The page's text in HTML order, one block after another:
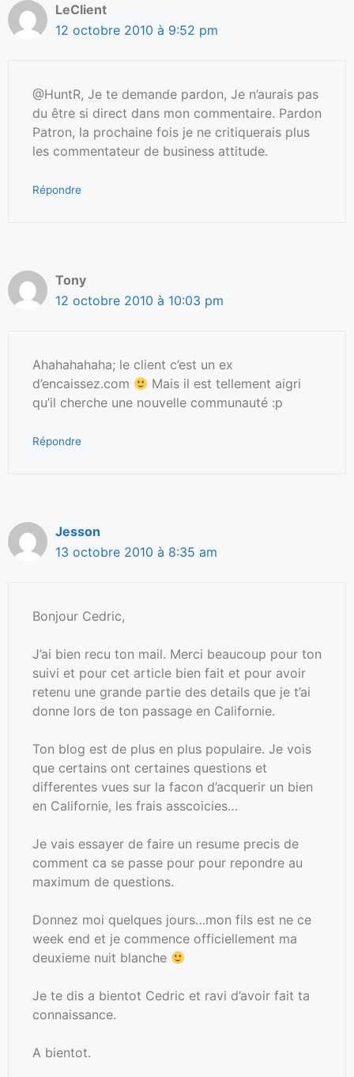
LeClient
12 octobre 2010 à 9:52 pm
@HuntR, Je te demande pardon, Je n’aurais pas
du être si direct dans mon commentaire. Pardon
Patron, la prochaine fois je ne critiquerais plus
les commentateur de business attitude.
Répondre
Tony
12 octobre 2010 à 10:03 pm
Ahahahahaha; le client c’est un ex
d’encaissez.com
Mais il est tellement aigri
qu’il cherche une nouvelle communauté :p
Répondre
Jesson
13 octobre 2010 à 8:35 am
Bonjour Cedric,
J’ai bien recu ton mail. Merci beaucoup pour ton
suivi et pour cet article bien fait et pour avoir
retenu une grande partie des details que je t’ai
donne lors de ton passage en Californie.
Ton blog est de plus en plus populaire. Je vois
que certains ont certaines questions et
differentes vues sur la facon d’acquerir un bien
en Californie, les frais asscoicies…
Je vais essayer de faire un resume precis de
comment ca se passe pour pour repondre au
maximum de questions.
Donnez moi quelques jours…mon fils est ne ce
week end et je commence officiellement ma
deuxieme nuit blanche
Je te dis a bientot Cedric et ravi d’avoir fait ta
connaissance.
A bientot.